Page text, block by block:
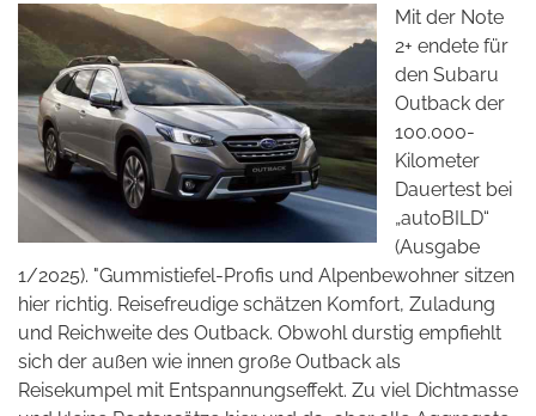
Mit der Note
2+ endete für
den Subaru
Outback der
100.000-
Kilometer
Dauertest bei
„autoBILD“
(Ausgabe
1/2025). "Gummistiefel-Profis und Alpenbewohner sitzen
hier richtig. Reisefreudige schätzen Komfort, Zuladung
und Reichweite des Outback. Obwohl durstig empfiehlt
sich der außen wie innen große Outback als
Reisekumpel mit Entspannungseffekt. Zu viel Dichtmasse